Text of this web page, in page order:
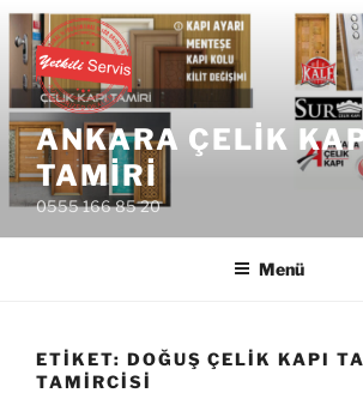
İçeriğe
geç
ANKARA ÇELIK
TAMIRI
0555 166 85 20
Menü
ETIKET: DOĞUŞ ÇELIK KAPI
TAMIRCISI